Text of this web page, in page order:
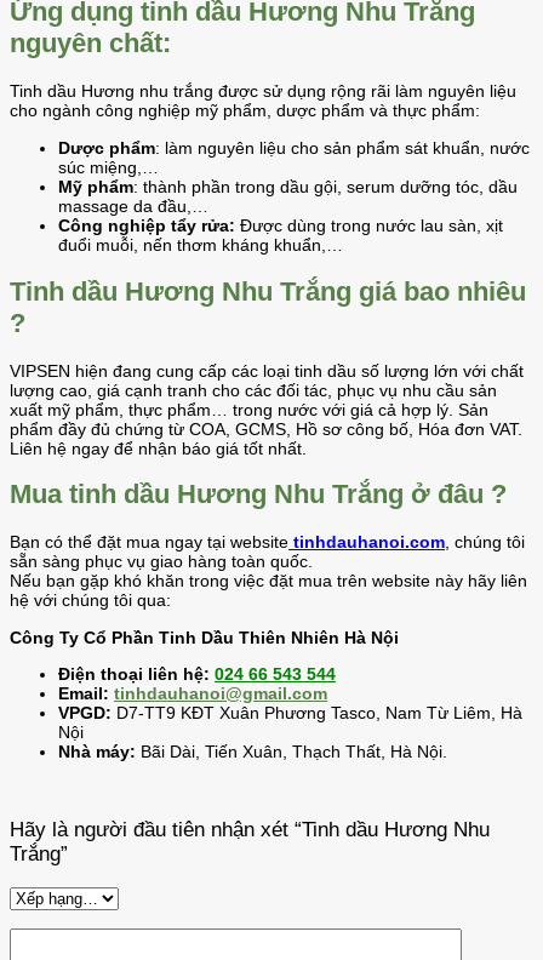
Ứng dụng tinh dầu Hương Nhu Trắng
nguyên chất:
Tinh dầu Hương nhu trắng được sử dụng rộng rãi làm nguyên liệu
cho ngành công nghiệp mỹ phẩm, dược phẩm và thực phẩm:
Dược phẩm: làm nguyên liệu cho sản phẩm sát khuẩn, nước
súc miệng,…
Mỹ phẩm: thành phần trong dầu gội, serum dưỡng tóc, dầu
massage da đầu,…
Công nghiệp tẩy rửa: Được dùng trong nước lau sàn, xịt
đuổi muỗi, nến thơm kháng khuẩn,…
Tinh dầu Hương Nhu Trắng giá bao nhiêu
?
VIPSEN hiện đang cung cấp các loại tinh dầu số lượng lớn với chất
lượng cao, giá cạnh tranh cho các đối tác, phục vụ nhu cầu sản
xuất mỹ phẩm, thực phẩm… trong nước với giá cả hợp lý. Sản
phẩm đầy đủ chứng từ COA, GCMS, Hồ sơ công bố, Hóa đơn VAT.
Liên hệ ngay để nhận báo giá tốt nhất.
Mua tinh dầu Hương Nhu Trắng ở đâu ?
Bạn có thể đặt mua ngay tại website tinhdauhanoi.com, chúng tôi
sẵn sàng phục vụ giao hàng toàn quốc.
Nếu bạn gặp khó khăn trong việc đặt mua trên website này hãy liên
hệ với chúng tôi qua:
Công Ty Cổ Phần Tinh Dầu Thiên Nhiên Hà Nội
Điện thoại liên hệ: 024 66 543 544
Email: tinhdauhanoi@gmail.com
VPGD: D7-TT9 KĐT Xuân Phương Tasco, Nam Từ Liêm, Hà
Nội
Nhà máy: Bãi Dài, Tiến Xuân, Thạch Thất, Hà Nội.
Hãy là người đầu tiên nhận xét “Tinh dầu Hương Nhu
Trắng”